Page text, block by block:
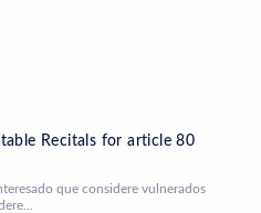
Recitals for article 80
que considere vulnerados